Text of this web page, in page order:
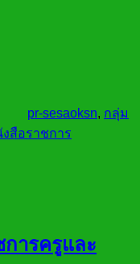
pr-sesaoksn, กลุ่ม
สือราชการ
ารครูและ